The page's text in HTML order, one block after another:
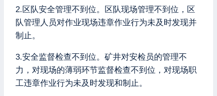
2.区队安全管理不到位。区队现场管理不到位，区
队管理人员对作业现场违章作业行为未及时发现并
制止。
3.安全监督检查不到位。矿井对安检员的管理不
力，对现场的薄弱环节监督检查不到位，对现场职
工违章作业行为未及时发现和制止。